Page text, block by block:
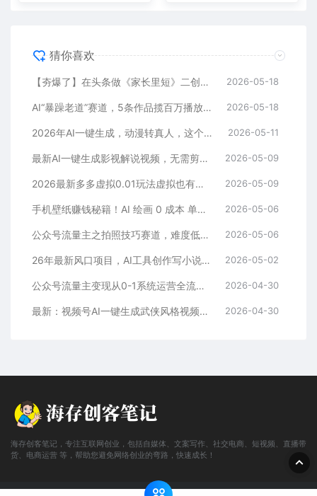
猜你喜欢
【夯爆了】在头条做《家长里短》二创小故事，这个月收益2w+ 2026-05-18
AI“暴躁老道”赛道，5条作品揽百万播放！（附变现全攻略） 2026-05-18
2026年AI一键生成，动漫转真人，这个月靠这个AI赚了2W+ 2026-05-11
最新AI一键生成影视解说视频，无需剪辑3分钟1条，条条爆款，多平台变现日入2000+ 2026-05-09
2026最新多多虚拟0.01玩法虚拟也有新门路轻松日入2500! 2026-05-09
手机壁纸赚钱秘籍！AI 绘画 0 成本 单店狂销 3.8 万单 2026-05-06
公众号流量主之拍照技巧赛道，难度低+流量大，起号第一篇就爆了10w阅读！ 2026-05-06
26年最新风口项目，AI工具创作写小说，轻松实现日入1000+ 2026-05-02
公众号流量主变现从0-1系统运营全流程讲解！ 2026-04-30
最新：视频号AI一键生成武侠风格视频，狂撸视频号分成收益，学完轻松日入1000+ 2026-04-30
海存创客笔记，专注互联网创业，包括自媒体、文案写作、社交电商、短视频、直播带
货、电商运营 等，帮助您避免网络创业的弯路，快速成长！